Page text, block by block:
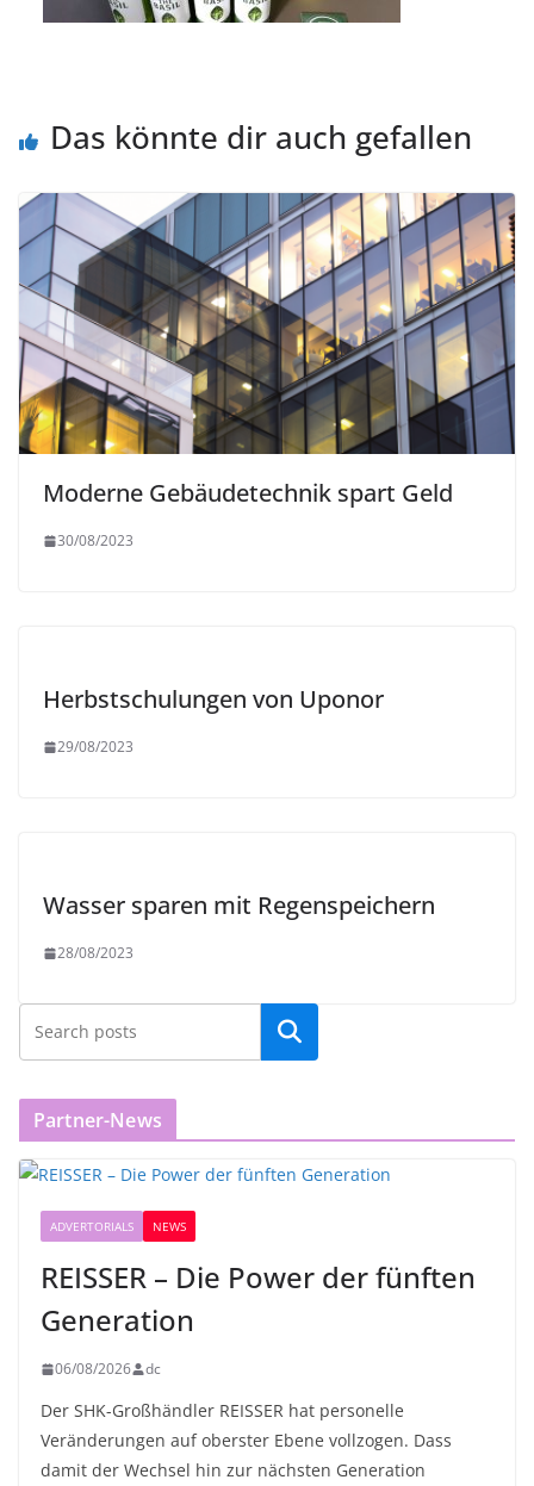
Das könnte dir auch gefallen
Moderne Gebäudetechnik spart Geld
30/08/2023
Herbstschulungen von Uponor
29/08/2023
Wasser sparen mit Regenspeichern
28/08/2023
Partner-News
ADVERTORIALS NEWS
REISSER – Die Power der fünften
Generation
06/08/2026 dc
Der SHK-Großhändler REISSER hat personelle
Veränderungen auf oberster Ebene vollzogen. Dass
damit der Wechsel hin zur nächsten Generation